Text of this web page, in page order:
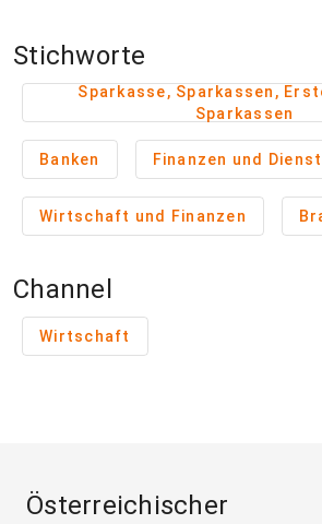
Stichworte
Sparkasse, Sparkassen,
Sparkassen
Banken Finanzen und
Wirtschaft und Finanzen
Channel
Wirtschaft
Österreichischer